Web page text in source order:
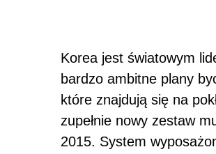
Korea jest światowym
bardzo ambitne plany
które znajdują się na
zupełnie nowy zestaw
2015. System